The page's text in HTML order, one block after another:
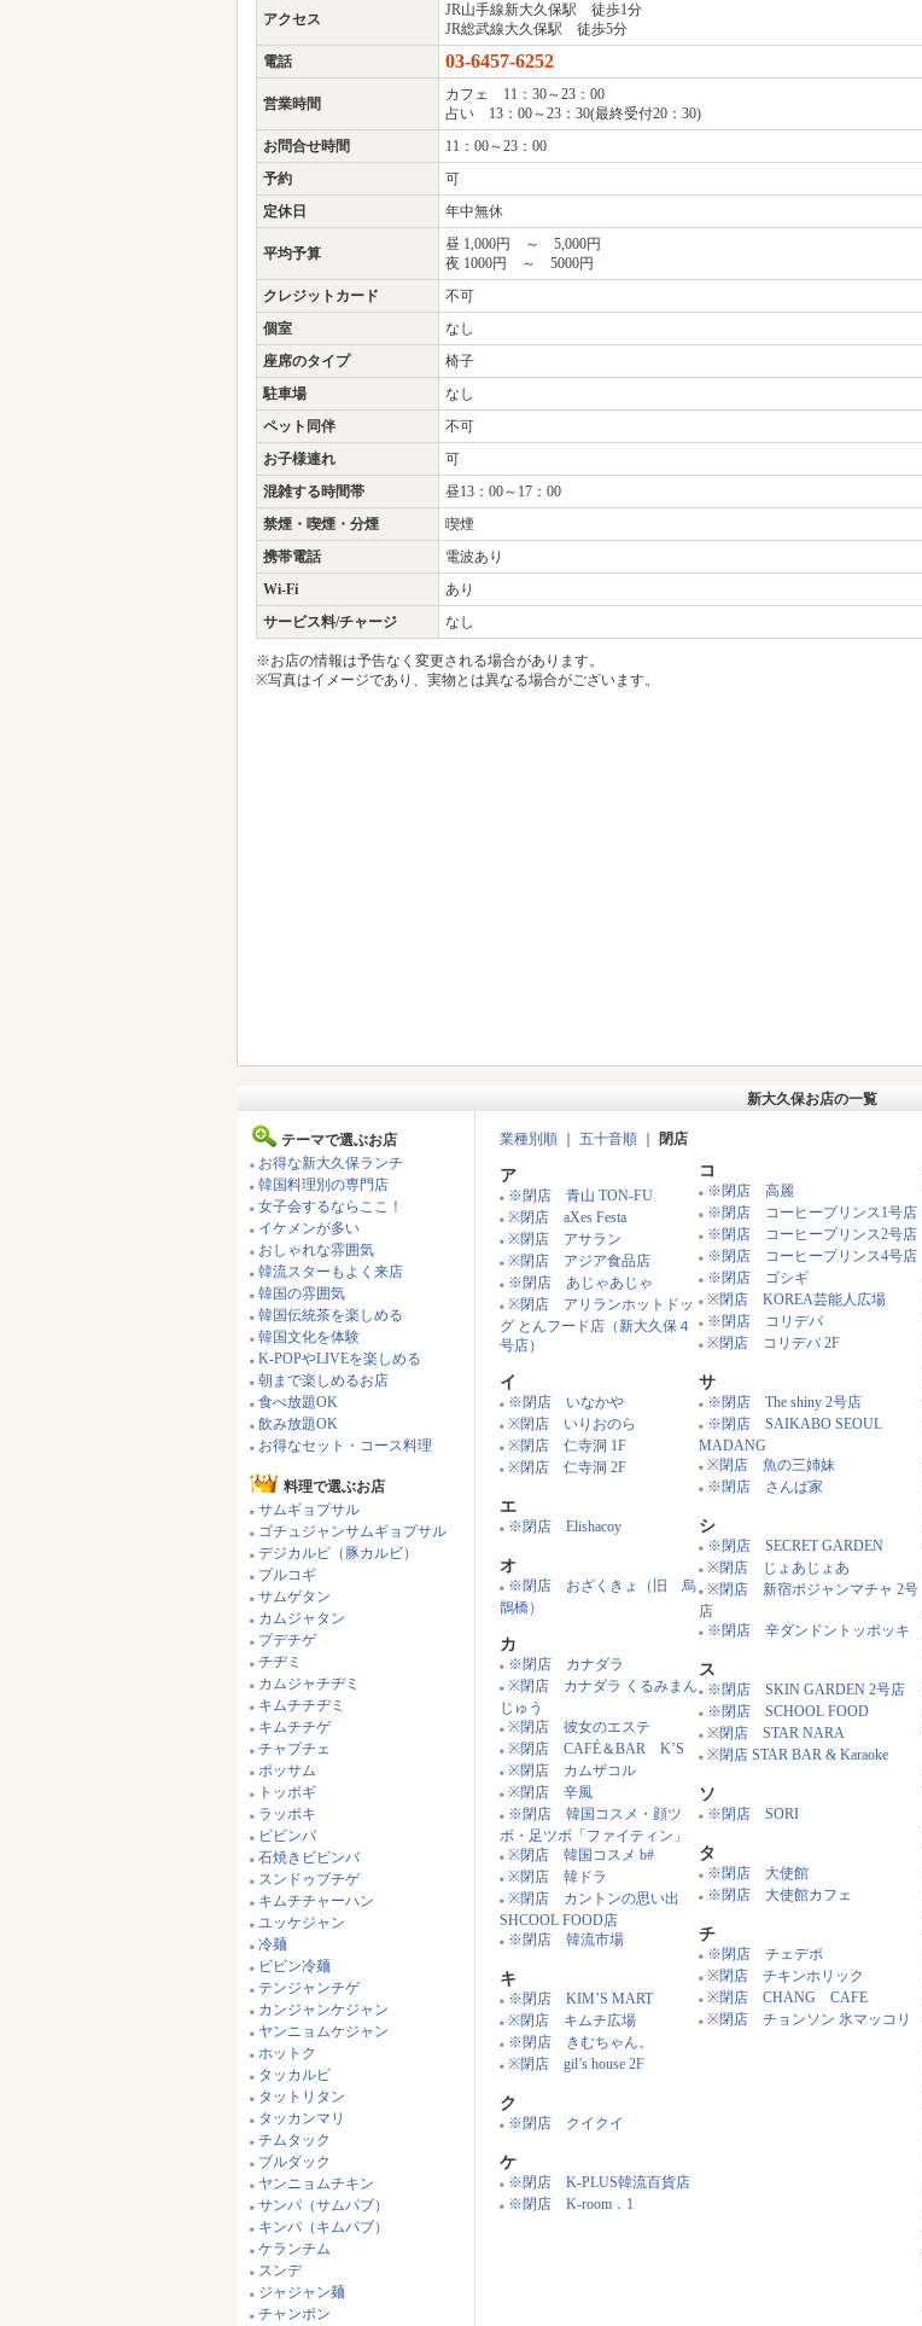
アクセス
JR山手線新大久保駅 徒歩1分
JR総武線大久保駅 徒歩5分
電話
03-6457-6252
営業時間
カフェ 11：30～23：00
占い 13：00～23：30(最終受付20：30)
お問合せ時間
11：00～23：00
予約
可
定休日
年中無休
平均予算
昼 1,000円 ～ 5,000円
夜 1000円 ～ 5000円
クレジットカード
不可
個室
なし
座席のタイプ
椅子
駐車場
なし
ペット同伴
不可
お子様連れ
可
混雑する時間帯
昼13：00～17：00
禁煙・喫煙・分煙
喫煙
携帯電話
電波あり
Wi-Fi
あり
サービス料/チャージ
なし
※お店の情報は予告なく変更される場合があります。
※写真はイメージであり、実物とは異なる場合がございます。
新大久保お店の一覧
テーマで選ぶお店
■ お得な新大久保ランチ
■ 韓国料理別の専門店
■ 女子会するならここ！
■ イケメンが多い
■ おしゃれな雰囲気
■ 韓流スターもよく来店
■ 韓国の雰囲気
■ 韓国伝統茶を楽しめる
■ 韓国文化を体験
■ K-POPやLIVEを楽しめる
■ 朝まで楽しめるお店
■ 食べ放題OK
■ 飲み放題OK
■ お得なセット・コース料理
料理で選ぶお店
■ サムギョプサル
■ ゴチュジャンサムギョプサル
■ デジカルビ（豚カルビ）
■ プルコギ
■ サムゲタン
■ カムジャタン
■ プデチゲ
■ チヂミ
■ カムジャチヂミ
■ キムチチヂミ
■ キムチチゲ
■ チャプチェ
■ ポッサム
■ トッポギ
■ ラッポキ
■ ビビンバ
■ 石焼きビビンバ
■ スンドゥブチゲ
■ キムチチャーハン
■ ユッケジャン
■ 冷麺
■ ビビン冷麺
■ テンジャンチゲ
■ カンジャンケジャン
■ ヤンニョムケジャン
■ ホットク
■ タッカルビ
■ タットリタン
■ タッカンマリ
■ チムタック
■ ブルダック
■ ヤンニョムチキン
■ サンパ（サムパブ）
■ キンパ（キムパブ）
■ ケランチム
■ スンデ
■ ジャジャン麺
■ チャンポン
業種別順 五十音順 閉店
ア
■ ※閉店 青山 TON-FU
■ ※閉店 aXes Festa
■ ※閉店 アサラン
■ ※閉店 アジア食品店
■ ※閉店 あじゃあじゃ
■ ※閉店 アリランホットドッ
グ とんフード店（新大久保４
号店）
イ
■ ※閉店 いなかや
■ ※閉店 いりおのら
■ ※閉店 仁寺洞 1F
■ ※閉店 仁寺洞 2F
エ
■ ※閉店 Elishacoy
オ
■
※閉店 おざくきょ（旧 烏
鵲橋）
カ
■ ※閉店 カナダラ
■ ※閉店 カナダラ くるみまん
じゅう
■ ※閉店 彼女のエステ
■ ※閉店 CAFÉ＆BAR K’S
■ ※閉店 カムザコル
■ ※閉店 辛風
■
※閉店 韓国コスメ・顔ツ
ボ・足ツボ「ファイティン」
■ ※閉店 韓国コスメ b#
■ ※閉店 韓ドラ
■ ※閉店 カントンの思い出
SHCOOL FOOD店
■ ※閉店 韓流市場
キ
■ ※閉店 KIM’S MART
■ ※閉店 キムチ広場
■ ※閉店 きむちゃん。
■ ※閉店 gil’s house 2F
ク
■ ※閉店 クイクイ
ケ
■ ※閉店 K-PLUS韓流百貨店
■ ※閉店 K-room．1
コ
■ ※閉店 高麗
■ ※閉店 コーヒープリンス1号店
■ ※閉店 コーヒープリンス2号店
■ ※閉店 コーヒープリンス4号店
■ ※閉店 ゴシギ
■ ※閉店 KOREA芸能人広場
■ ※閉店 コリデパ
■ ※閉店 コリデパ 2F
サ
■ ※閉店 The shiny 2号店
■
※閉店 SAIKABO SEOUL
MADANG
■ ※閉店 魚の三姉妹
■ ※閉店 さんぱ家
シ
■ ※閉店 SECRET GARDEN
■ ※閉店 じょあじょあ
■ ※閉店 新宿ポジャンマチャ 2号
店
■ ※閉店 辛ダンドントッポッキ
ス
■ ※閉店 SKIN GARDEN 2号店
■ ※閉店 SCHOOL FOOD
■ ※閉店 STAR NARA
■ ※閉店 STAR BAR & Karaoke
ソ
■ ※閉店 SORI
タ
■ ※閉店 大使館
■ ※閉店 大使館カフェ
チ
■ ※閉店 チェデポ
■ ※閉店 チキンホリック
■ ※閉店 CHANG CAFE
■ ※閉店 チョンソン 氷マッコリ